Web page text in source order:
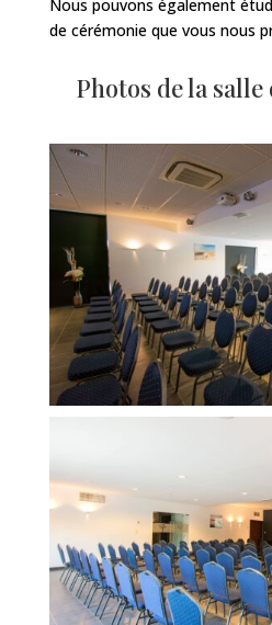
Nous pouvons également
de cérémonie que vous nous
Photos de la